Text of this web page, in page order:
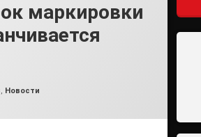
маркировки
, Новости